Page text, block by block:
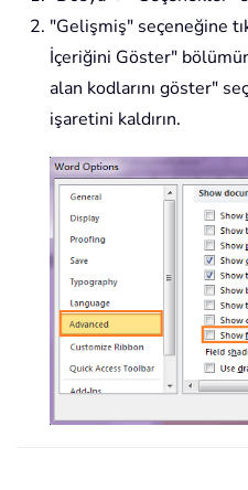
"Gelişmiş" seçeneğine
İçeriğini Göster"
alan kodlarını göster"
işaretini kaldırın.